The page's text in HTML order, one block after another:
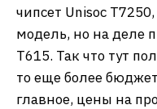
чипсет Unisoc
модель, но на деле
T615. Так что тут
то еще более
главное, цены на